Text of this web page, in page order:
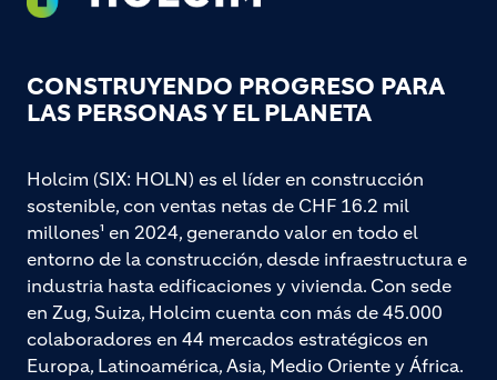
CONSTRUYENDO PROGRESO PARA
LAS PERSONAS Y EL PLANETA
Holcim (SIX: HOLN) es el líder en construcción
sostenible, con ventas netas de CHF 16.2 mil
millones¹ en 2024, generando valor en todo el
entorno de la construcción, desde infraestructura e
industria hasta edificaciones y vivienda. Con sede
en Zug, Suiza, Holcim cuenta con más de 45.000
colaboradores en 44 mercados estratégicos en
Europa, Latinoamérica, Asia, Medio Oriente y África.